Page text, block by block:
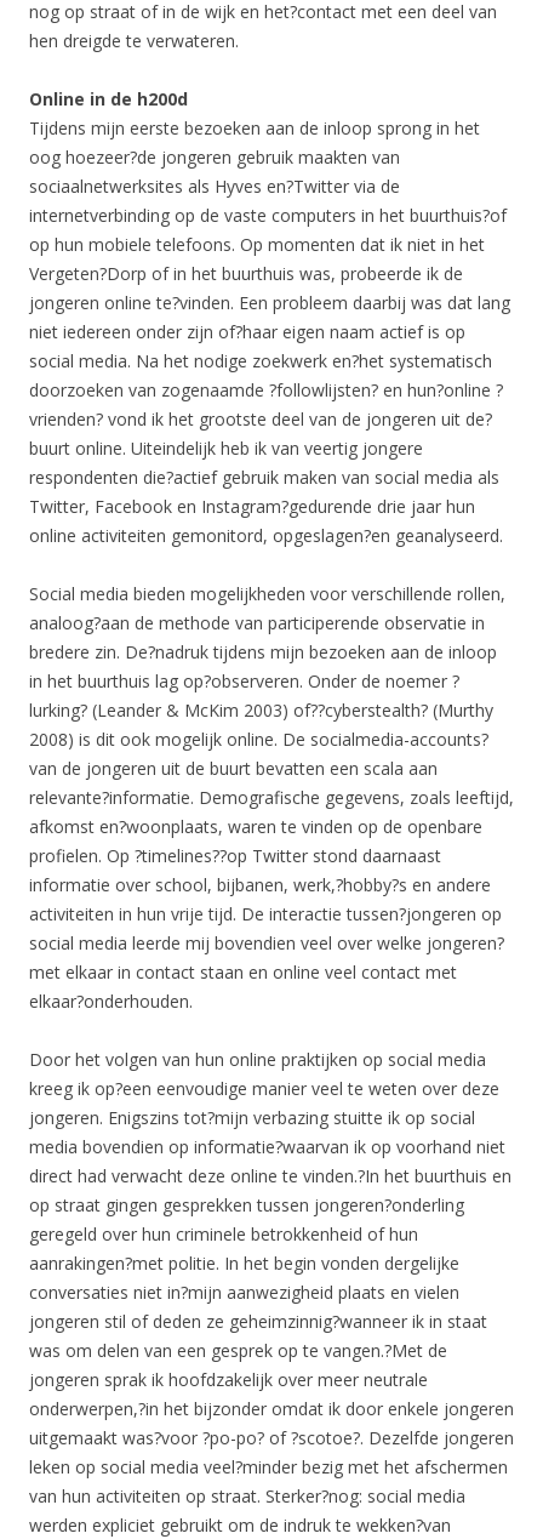
nog op straat of in de wijk en het?contact met een deel van
hen dreigde te verwateren.
Online in de h200d
Tijdens mijn eerste bezoeken aan de inloop sprong in het
oog hoezeer?de jongeren gebruik maakten van
sociaalnetwerksites als Hyves en?Twitter via de
internetverbinding op de vaste computers in het buurthuis?of
op hun mobiele telefoons. Op momenten dat ik niet in het
Vergeten?Dorp of in het buurthuis was, probeerde ik de
jongeren online te?vinden. Een probleem daarbij was dat lang
niet iedereen onder zijn of?haar eigen naam actief is op
social media. Na het nodige zoekwerk en?het systematisch
doorzoeken van zogenaamde ?followlijsten? en hun?online ?
vrienden? vond ik het grootste deel van de jongeren uit de?
buurt online. Uiteindelijk heb ik van veertig jongere
respondenten die?actief gebruik maken van social media als
Twitter, Facebook en Instagram?gedurende drie jaar hun
online activiteiten gemonitord, opgeslagen?en geanalyseerd.
Social media bieden mogelijkheden voor verschillende rollen,
analoog?aan de methode van participerende observatie in
bredere zin. De?nadruk tijdens mijn bezoeken aan de inloop
in het buurthuis lag op?observeren. Onder de noemer ?
lurking? (Leander & McKim 2003) of??cyberstealth? (Murthy
2008) is dit ook mogelijk online. De socialmedia-accounts?
van de jongeren uit de buurt bevatten een scala aan
relevante?informatie. Demografische gegevens, zoals leeftijd,
afkomst en?woonplaats, waren te vinden op de openbare
profielen. Op ?timelines??op Twitter stond daarnaast
informatie over school, bijbanen, werk,?hobby?s en andere
activiteiten in hun vrije tijd. De interactie tussen?jongeren op
social media leerde mij bovendien veel over welke jongeren?
met elkaar in contact staan en online veel contact met
elkaar?onderhouden.
Door het volgen van hun online praktijken op social media
kreeg ik op?een eenvoudige manier veel te weten over deze
jongeren. Enigszins tot?mijn verbazing stuitte ik op social
media bovendien op informatie?waarvan ik op voorhand niet
direct had verwacht deze online te vinden.?In het buurthuis en
op straat gingen gesprekken tussen jongeren?onderling
geregeld over hun criminele betrokkenheid of hun
aanrakingen?met politie. In het begin vonden dergelijke
conversaties niet in?mijn aanwezigheid plaats en vielen
jongeren stil of deden ze geheimzinnig?wanneer ik in staat
was om delen van een gesprek op te vangen.?Met de
jongeren sprak ik hoofdzakelijk over meer neutrale
onderwerpen,?in het bijzonder omdat ik door enkele jongeren
uitgemaakt was?voor ?po-po? of ?scotoe?. Dezelfde jongeren
leken op social media veel?minder bezig met het afschermen
van hun activiteiten op straat. Sterker?nog: social media
werden expliciet gebruikt om de indruk te wekken?van